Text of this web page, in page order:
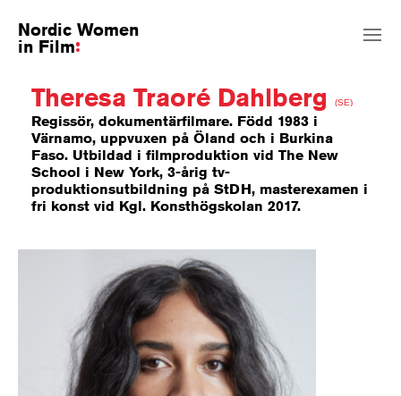
Nordic Women
in Film
Theresa Traoré Dahlberg (SE)
Regissör, dokumentärfilmare. Född 1983 i
Värnamo, uppvuxen på Öland och i Burkina
Faso. Utbildad i filmproduktion vid The New
School i New York, 3-årig tv-
produktionsutbildning på StDH, masterexamen i
fri konst vid Kgl. Konsthögskolan 2017.